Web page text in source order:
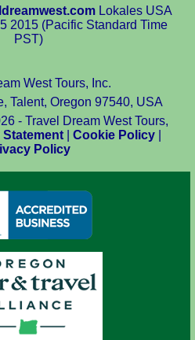
Lokales USA
2015 (Pacific Standard Time
PST)
West Tours, Inc.
Talent, Oregon 97540, USA
- Travel Dream West Tours,
|Cookie Policy
Policy